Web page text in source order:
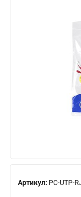
Артикул: PC-UTP-